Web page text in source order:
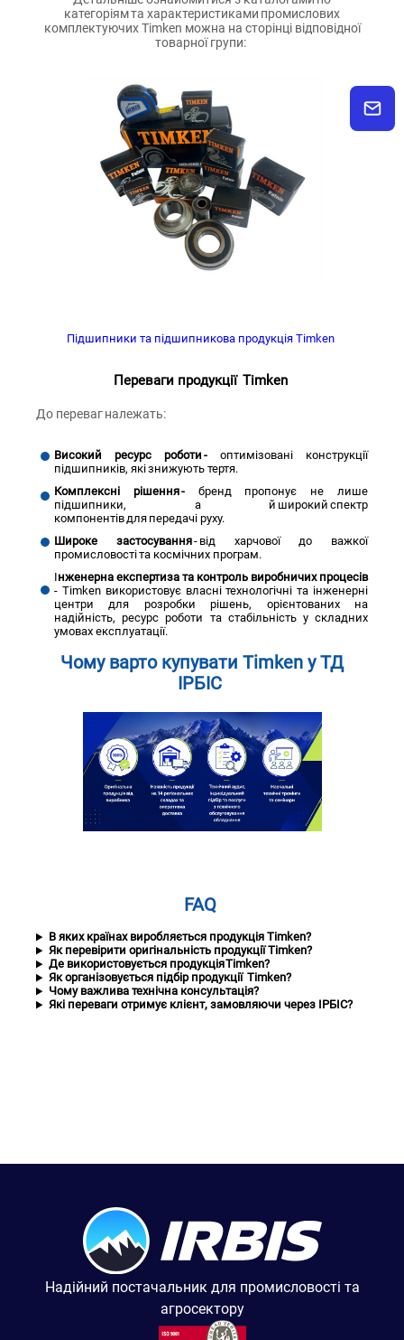
категоріям та характеристиками промислових
комплектуючих Timken можна на сторінці відповідної
товарної групи:
Підшипники та підшипникова продукція Timken
Переваги продукції Timken
До переваг належать:
Високий ресурс роботи - оптимізовані конструкції
підшипників, які знижують тертя.
Комплексні рішення -бренд пропонує не лише
підшипники, а й широкий спектр
компонентів для передачі руху.
Широке застосування- від харчової до важкої
промисловості та космічних програм.
Інженерна експертиза та контроль виробничих процесів
- Timken використовує власні технологічні та інженерні
центри для розробки рішень, орієнтованих на
надійність, ресурс роботи та стабільність у складних
умовах експлуатації.
Чому варто купувати Timken у ТД
ІРБІС
FAQ
В яких країнах виробляється продукція Timken?
Як перевірити оригінальність продукції Timken?
Де використовується продукція Timken?
Як організовується підбір продукції Timken?
Чому важлива технічна консультація?
Які переваги отримує клієнт, замовляючи через ІРБІС?
Надійний постачальник для промисловості та
агросектору